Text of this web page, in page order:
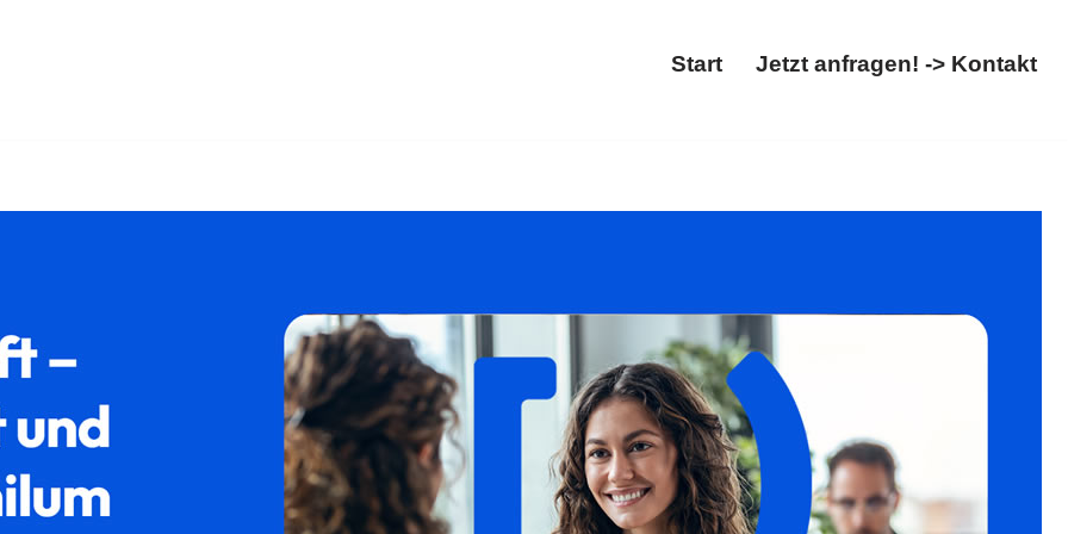
Start Jetzt anfragen! -> Kontakt
Wald bei 𝐟𝐚𝐦𝐢𝐥𝐮𝐦, Ihr Rechtsanwalt. Wir erwarten Sie ✉.